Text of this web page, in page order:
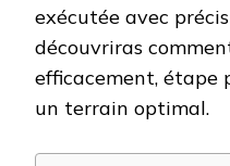
exécutée avec
découvriras
efficacement, étape
un terrain optimal.